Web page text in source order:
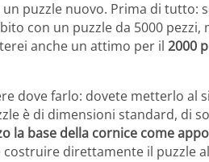
puzzle nuovo. Prima di tutto:
con un puzzle da 5000 pezzi,
anche un attimo per il 2000
dove farlo: dovete metterlo al
è di dimensioni standard, di
la base della cornice come
direttamente il puzzle